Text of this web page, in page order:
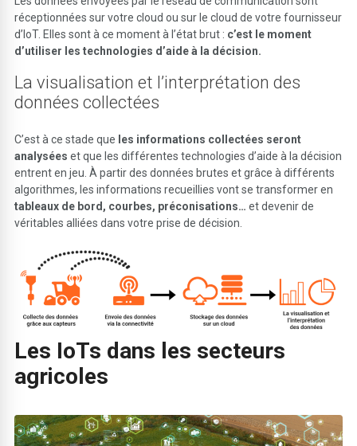
réceptionnées sur votre cloud ou sur le cloud de votre fournisseur
d’IoT. Elles sont à ce moment à l’état brut : c’est le moment
d’utiliser les technologies d’aide à la décision.
La visualisation et l’interprétation des
données collectées
C’est à ce stade que les informations collectées seront
analysées et que les différentes technologies d’aide à la décision
entrent en jeu. À partir des données brutes et grâce à différents
algorithmes, les informations recueillies vont se transformer en
tableaux de bord, courbes, préconisations… et devenir de
véritables alliées dans votre prise de décision.
Les IoTs dans les secteurs
agricoles